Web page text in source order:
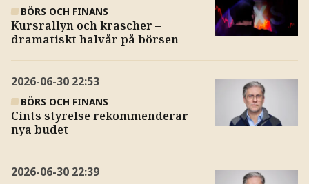
BÖRS OCH FINANS
Kursrallyn och krascher –
dramatiskt halvår på börsen
2026-06-30 22:53
BÖRS OCH FINANS
Cints styrelse rekommenderar
nya budet
2026-06-30 22:39